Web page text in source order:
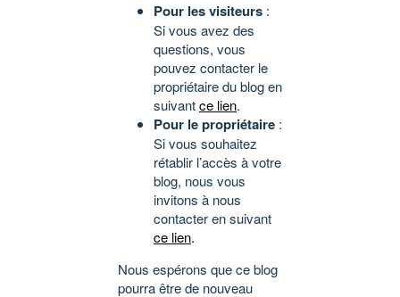
Pour les visiteurs :
Si vous avez des
questions, vous
pouvez contacter le
propriétaire du blog en
suivantce lien.
Pour le propriétaire :
Si vous souhaitez
rétablir l’accès à votre
blog, nous vous
invitons à nous
contacter en suivant
ce lien.
Nous espérons que ce blog
pourra être de nouveau